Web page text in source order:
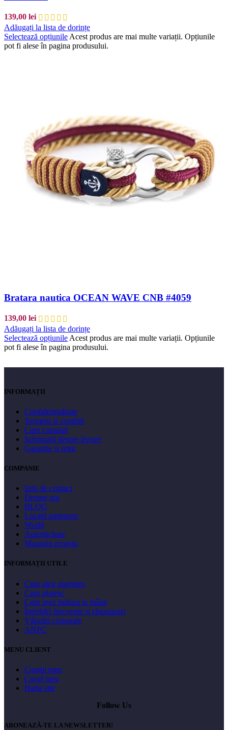
139,00 lei
Adăugați la lista de dorințe
Selectează opțiunile Acest produs are mai multe variații. Opțiunile
pot fi alese în pagina produsului.
Bratara nautica OCEAN WAVE CNB #4059
139,00 lei
Adăugați la lista de dorințe
Selectează opțiunile Acest produs are mai multe variații. Opțiunile
pot fi alese în pagina produsului.
INFORMAȚII
Confidențialitate
Termeni si conditii
Cum comand
Informații despre livrare
Garanție și retur
COMPANIE
Info de contact
Despre noi
BLOG
Locații partenere
World
Autenticitate
Magazin propriu
INFORMAȚII UTILE
Cum aleg marimea
Cum platesc
Cum așez brățara la mână
Întrebări frecvente și răspunsuri
Vânzări corporate
ANPC
MENU CLIENT
Contul meu
Coșul meu
Harta site
Follow Us
ABONEAZĂ-TE LA NEWSLETTER!